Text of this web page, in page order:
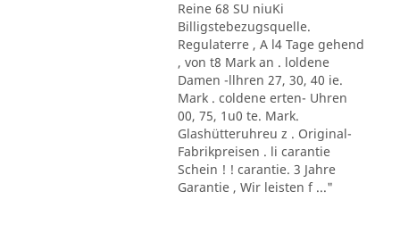
Reine 68 SU niuKi
Billigstebezugsquelle.
Regulaterre , A l4 Tage gehend
, von t8 Mark an . loldene
Damen -llhren 27, 30, 40 ie.
Mark . coldene erten- Uhren
00, 75, 1u0 te. Mark.
Glashütteruhreu z . Original-
Fabrikpreisen . li carantie
Schein ! ! carantie. 3 Jahre
Garantie , Wir leisten f ..."